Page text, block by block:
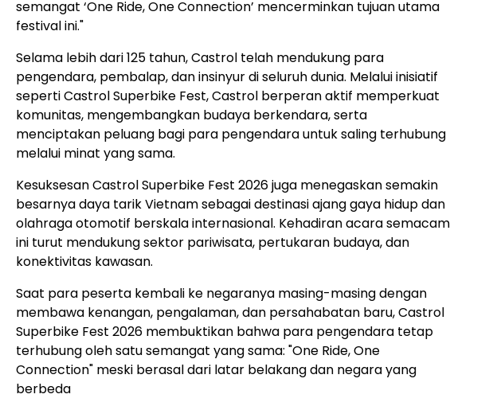
semangat ‘One Ride, One Connection’ mencerminkan tujuan utama
festival ini."
Selama lebih dari 125 tahun, Castrol telah mendukung para
pengendara, pembalap, dan insinyur di seluruh dunia. Melalui inisiatif
seperti Castrol Superbike Fest, Castrol berperan aktif memperkuat
komunitas, mengembangkan budaya berkendara, serta
menciptakan peluang bagi para pengendara untuk saling terhubung
melalui minat yang sama.
Kesuksesan Castrol Superbike Fest 2026 juga menegaskan semakin
besarnya daya tarik Vietnam sebagai destinasi ajang gaya hidup dan
olahraga otomotif berskala internasional. Kehadiran acara semacam
ini turut mendukung sektor pariwisata, pertukaran budaya, dan
konektivitas kawasan.
Saat para peserta kembali ke negaranya masing-masing dengan
membawa kenangan, pengalaman, dan persahabatan baru, Castrol
Superbike Fest 2026 membuktikan bahwa para pengendara tetap
terhubung oleh satu semangat yang sama: "One Ride, One
Connection" meski berasal dari latar belakang dan negara yang
berbeda